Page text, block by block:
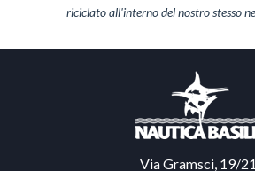
riciclato all'interno del nostro stesso
Via Gramsci, 19/21